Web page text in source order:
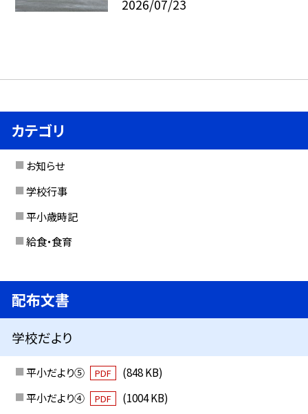
2026/07/23
カテゴリ
お知らせ
学校行事
平小歳時記
給食・食育
配布文書
学校だより
平小だより⑤ PDF
(848 KB)
平小だより④
PDF
(1004 KB)